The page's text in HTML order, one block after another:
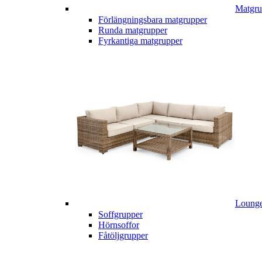
Förlängningsbara matgrupper
Runda matgrupper
Fyrkantiga matgrupper
Soffgrupper
Hörnsoffor
Fåtöljgrupper